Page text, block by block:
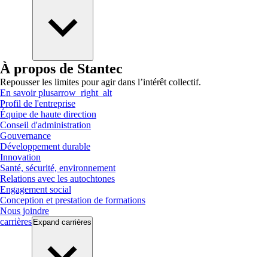
À propos de Stantec
Repousser les limites pour agir dans l’intérêt collectif.
En savoir plusarrow_right_alt
Profil de l'entreprise
Équipe de haute direction
Conseil d'administration
Gouvernance
Développement durable
Innovation
Santé, sécurité, environnement
Relations avec les autochtones
Engagement social
Conception et prestation de formations
Nous joindre
carrières Expand carrières